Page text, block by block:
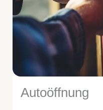
Autoöffnung